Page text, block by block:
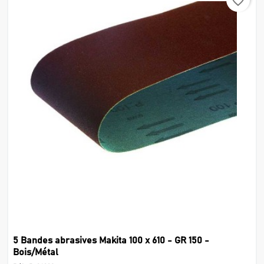
5 Bandes abrasives Makita 100 x 610 - GR 150 -
Bois/Métal